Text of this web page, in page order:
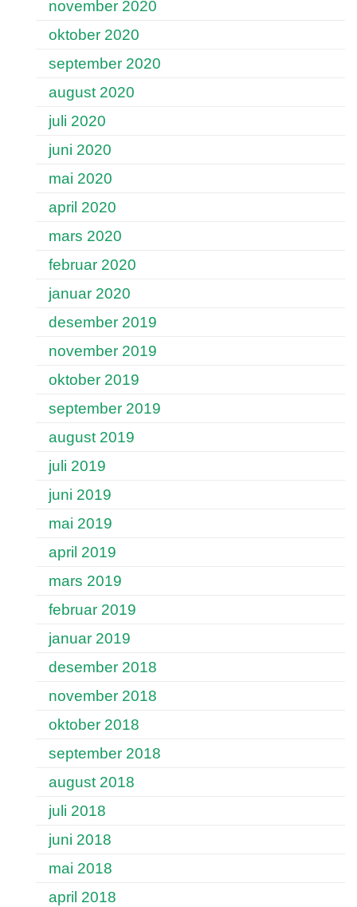
november 2020
oktober 2020
september 2020
august 2020
juli 2020
juni 2020
mai 2020
april 2020
mars 2020
februar 2020
januar 2020
desember 2019
november 2019
oktober 2019
september 2019
august 2019
juli 2019
juni 2019
mai 2019
april 2019
mars 2019
februar 2019
januar 2019
desember 2018
november 2018
oktober 2018
september 2018
august 2018
juli 2018
juni 2018
mai 2018
april 2018